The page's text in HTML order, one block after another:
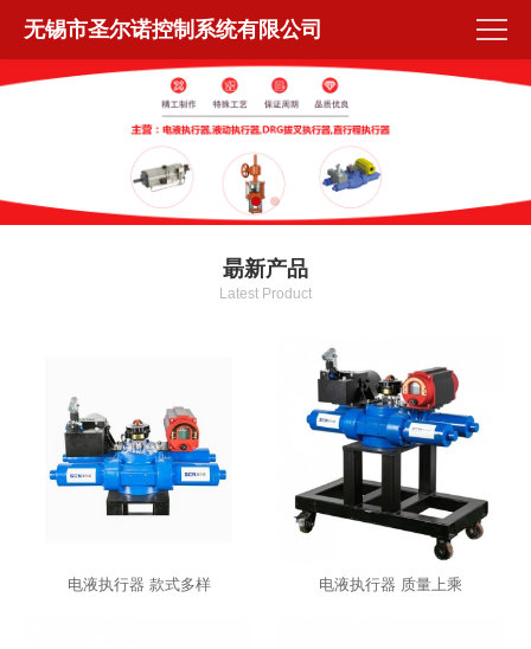
无锡市圣尔诺控制系统有限公司
朂新产品
Latest Product
电液执行器 款式多样 电液执行器 质量上乘